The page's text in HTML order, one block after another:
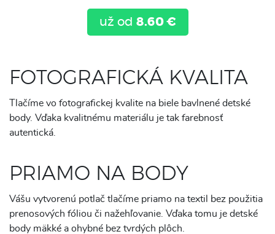
už od 8.60 €
FOTOGRAFICKÁ KVALITA
Tlačíme vo fotografickej kvalite na biele bavlnené detské
body. Vďaka kvalitnému materiálu je tak farebnosť
autentická.
PRIAMO NA BODY
Vášu vytvorenú potlač tlačíme priamo na textil bez použitia
prenosových fóliou či nažehľovanie. Vďaka tomu je detské
body mäkké a ohybné bez tvrdých plôch.